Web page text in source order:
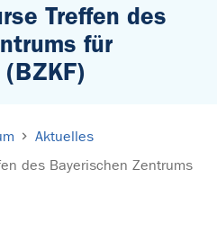
Treffen des
für
Aktuelles
des Bayerischen Zentrums